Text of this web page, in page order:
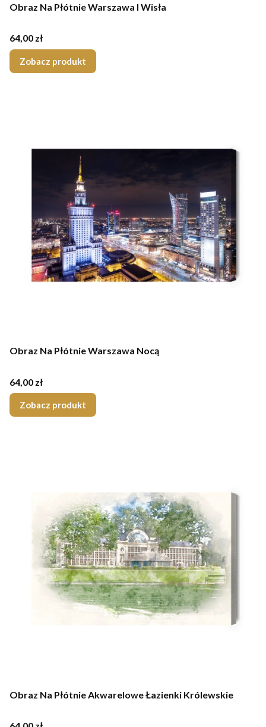
Obraz Na Płótnie Warszawa I Wisła
Cena
64,00 zł
Zobacz produkt
Obraz Na Płótnie Warszawa Nocą
Cena
64,00 zł
Zobacz produkt
Obraz Na Płótnie Akwarelowe Łazienki Królewskie